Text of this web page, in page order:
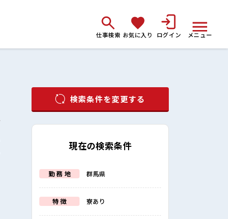
仕事検索 お気に入り ログイン メニュー
検索条件を変更する
現在の検索条件
勤 務 地 群馬県
特 徴 寮あり